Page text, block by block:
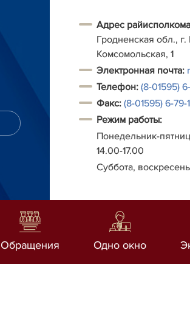
Адрес
Гродненская обл.,
Комсомольская, 1
Электронная почта:
Телефон: (8-01595)
Факс: (8-01595) 6-79-
Режим работы:
Понедельник-
14.00-17.00
Суббота,
Обращения Одно окно